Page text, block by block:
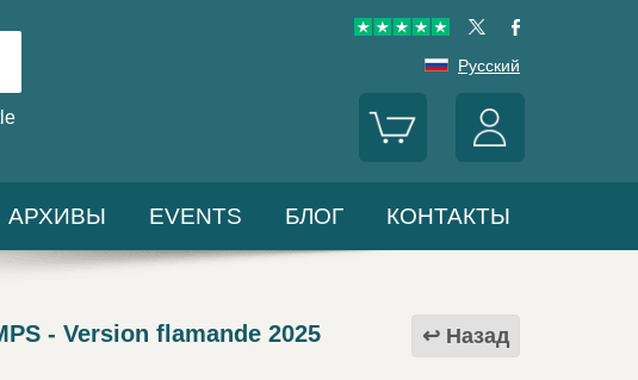
Русский
АРХИВЫ EVENTS БЛОГ КОНТАКТЫ
Назад
- Version flamande 2025